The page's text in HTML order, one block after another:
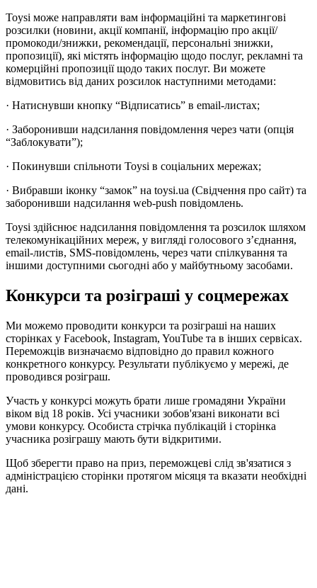
Toysi може направляти вам інформаційні та маркетингові
розсилки (новини, акції компанії, інформацію про акції/
промокоди/знижки, рекомендації, персональні знижки,
пропозиції), які містять інформацію щодо послуг, рекламні та
комерційні пропозиції щодо таких послуг. Ви можете
відмовитись від даних розсилок наступними методами:
· Натиснувши кнопку “Відписатись” в email-листах;
· Заборонивши надсилання повідомлення через чати (опція
“Заблокувати”);
· Покинувши спільноти Toysi в соціальних мережах;
· Вибравши іконку “замок” на toysi.ua (Свідчення про сайт) та
заборонивши надсилання web-push повідомлень.
Toysi здійснює надсилання повідомлення та розсилок шляхом
телекомунікаційних мереж, у вигляді голосового з’єднання,
email-листів, SMS-повідомлень, через чати спілкування та
іншими доступними сьогодні або у майбутньому засобами.
Конкурси та розіграші у соцмережах
Ми можемо проводити конкурси та розіграші на наших
сторінках у Facebook, Instagram, YouTube та в інших сервісах.
Переможців визначаємо відповідно до правил кожного
конкретного конкурсу. Результати публікуємо у мережі, де
проводився розіграш.
Участь у конкурсі можуть брати лише громадяни України
віком від 18 років. Усі учасники зобов'язані виконати всі
умови конкурсу. Особиста стрічка публікацій і сторінка
учасника розіграшу мають бути відкритими.
Щоб зберегти право на приз, переможцеві слід зв'язатися з
адміністрацією сторінки протягом місяця та вказати необхідні
дані.